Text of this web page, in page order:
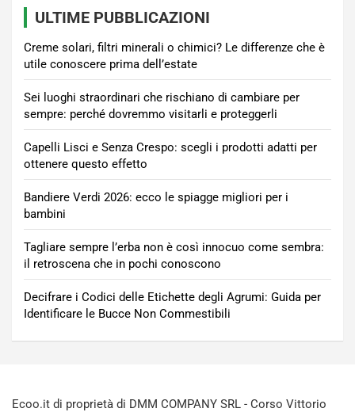
ULTIME PUBBLICAZIONI
Creme solari, filtri minerali o chimici? Le differenze che è
utile conoscere prima dell’estate
Sei luoghi straordinari che rischiano di cambiare per
sempre: perché dovremmo visitarli e proteggerli
Capelli Lisci e Senza Crespo: scegli i prodotti adatti per
ottenere questo effetto
Bandiere Verdi 2026: ecco le spiagge migliori per i
bambini
Tagliare sempre l’erba non è così innocuo come sembra:
il retroscena che in pochi conoscono
Decifrare i Codici delle Etichette degli Agrumi: Guida per
Identificare le Bucce Non Commestibili
Ecoo.it di proprietà di DMM COMPANY SRL - Corso Vittorio